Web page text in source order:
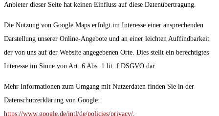
Anbieter dieser Seite hat keinen Einfluss auf diese Datenübertragung.
Die Nutzung von Google Maps erfolgt im Interesse einer ansprechenden
Darstellung unserer Online-Angebote und an einer leichten Auffindbarkeit
der von uns auf der Website angegebenen Orte. Dies stellt ein berechtigtes
Interesse im Sinne von Art. 6 Abs. 1 lit. f DSGVO dar.
Mehr Informationen zum Umgang mit Nutzerdaten finden Sie in der
Datenschutzerklärung von Google:
https://www.google.de/intl/de/policies/privacy/